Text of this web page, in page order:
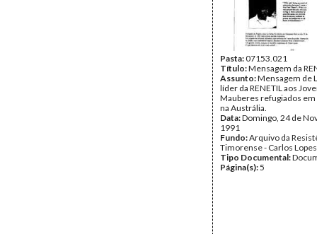
Pasta:07153.021
Título:Mensagem da
Assunto:Mensagem de
líder da RENETIL aos
Mauberes refugiados em
na Austrália.
Data:Domingo, 24 de
1991
Fundo:Arquivo da
Timorense - Carlos Lopes
Tipo Documental:
Página(s):5